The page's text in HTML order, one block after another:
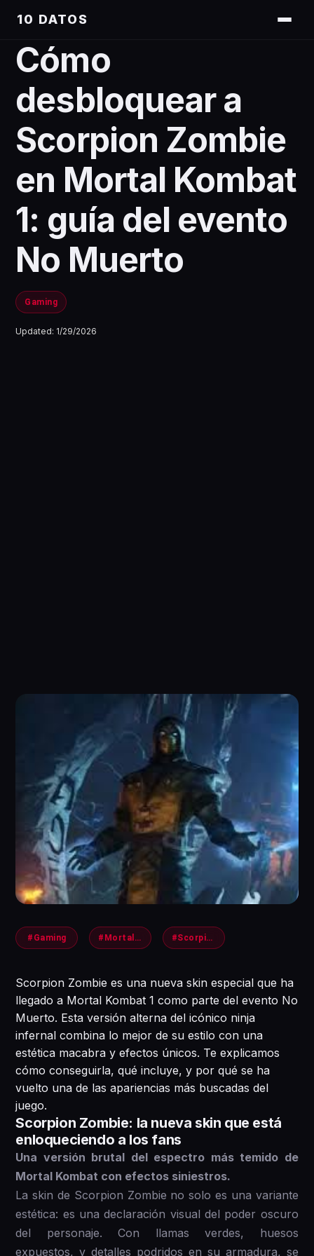
10 DATOS
Cómo
desbloquear a
Scorpion Zombie
en Mortal Kombat
1: guía del evento
No Muerto
Gaming
Updated: 1/29/2026
#Gaming #MortalKombat #Scorpion
Scorpion Zombie es una nueva skin especial que ha
llegado a Mortal Kombat 1 como parte del evento No
Muerto. Esta versión alterna del icónico ninja
infernal combina lo mejor de su estilo con una
estética macabra y efectos únicos. Te explicamos
cómo conseguirla, qué incluye, y por qué se ha
vuelto una de las apariencias más buscadas del
juego.
Scorpion Zombie: la nueva skin que está
enloqueciendo a los fans
Una versión brutal del espectro más temido de
Mortal Kombat con efectos siniestros.
La skin de Scorpion Zombie no solo es una variante
estética: es una declaración visual del poder oscuro
del personaje. Con llamas verdes, huesos
expuestos, y detalles podridos en su armadura, se